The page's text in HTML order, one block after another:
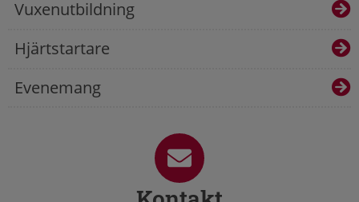
Vuxenutbildning
Hjärtstartare
Evenemang